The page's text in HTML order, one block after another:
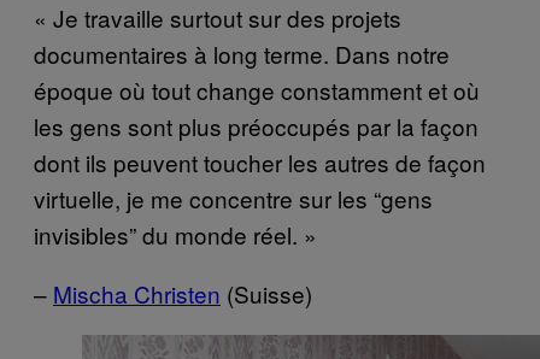
« Je travaille surtout sur des projets
documentaires à long terme. Dans notre
époque où tout change constamment et où
les gens sont plus préoccupés par la façon
dont ils peuvent toucher les autres de façon
virtuelle, je me concentre sur les “gens
invisibles” du monde réel. »
– Mischa Christen (Suisse)